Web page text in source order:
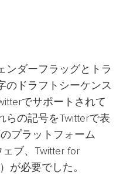
ンダーフラッグとトラ
のドラフトシーケンス
でサポートされて
らの記号をTwitterで表
プラットフォーム
ェブ、Twitter for
が必要でした。